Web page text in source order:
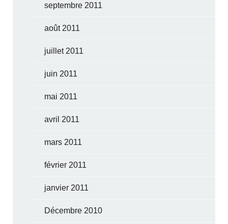
septembre 2011
août 2011
juillet 2011
juin 2011
mai 2011
avril 2011
mars 2011
février 2011
janvier 2011
Décembre 2010